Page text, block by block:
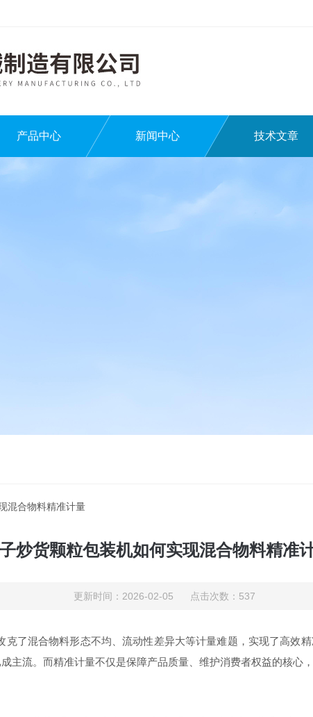
产品中心 新闻中心 技术文章
混合物料精准计量
炒货颗粒包装机如何实现混合物料精准
更新时间：2026-02-05 点击次数：537
克了混合物料形态不均、流动性差异大等计量难题，实现了高效
主流。而精准计量不仅是保障产品质量、维护消费者权益的核心